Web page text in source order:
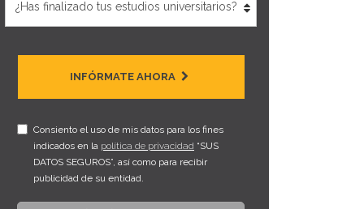
INFÓRMATE AHORA
Consiento el uso de mis datos para los fines
indicados en la política de privacidad “SUS
DATOS SEGUROS”, así como para recibir
publicidad de su entidad.